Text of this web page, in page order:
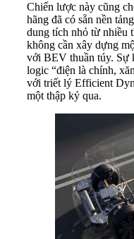
Chiến lược này cũng
hãng đã có sẵn nền
dung tích nhỏ từ nhiều
không cần xây dựng
với BEV thuần túy. Sự
logic “điện là chính,
với triết lý Efficient
một thập kỷ qua.